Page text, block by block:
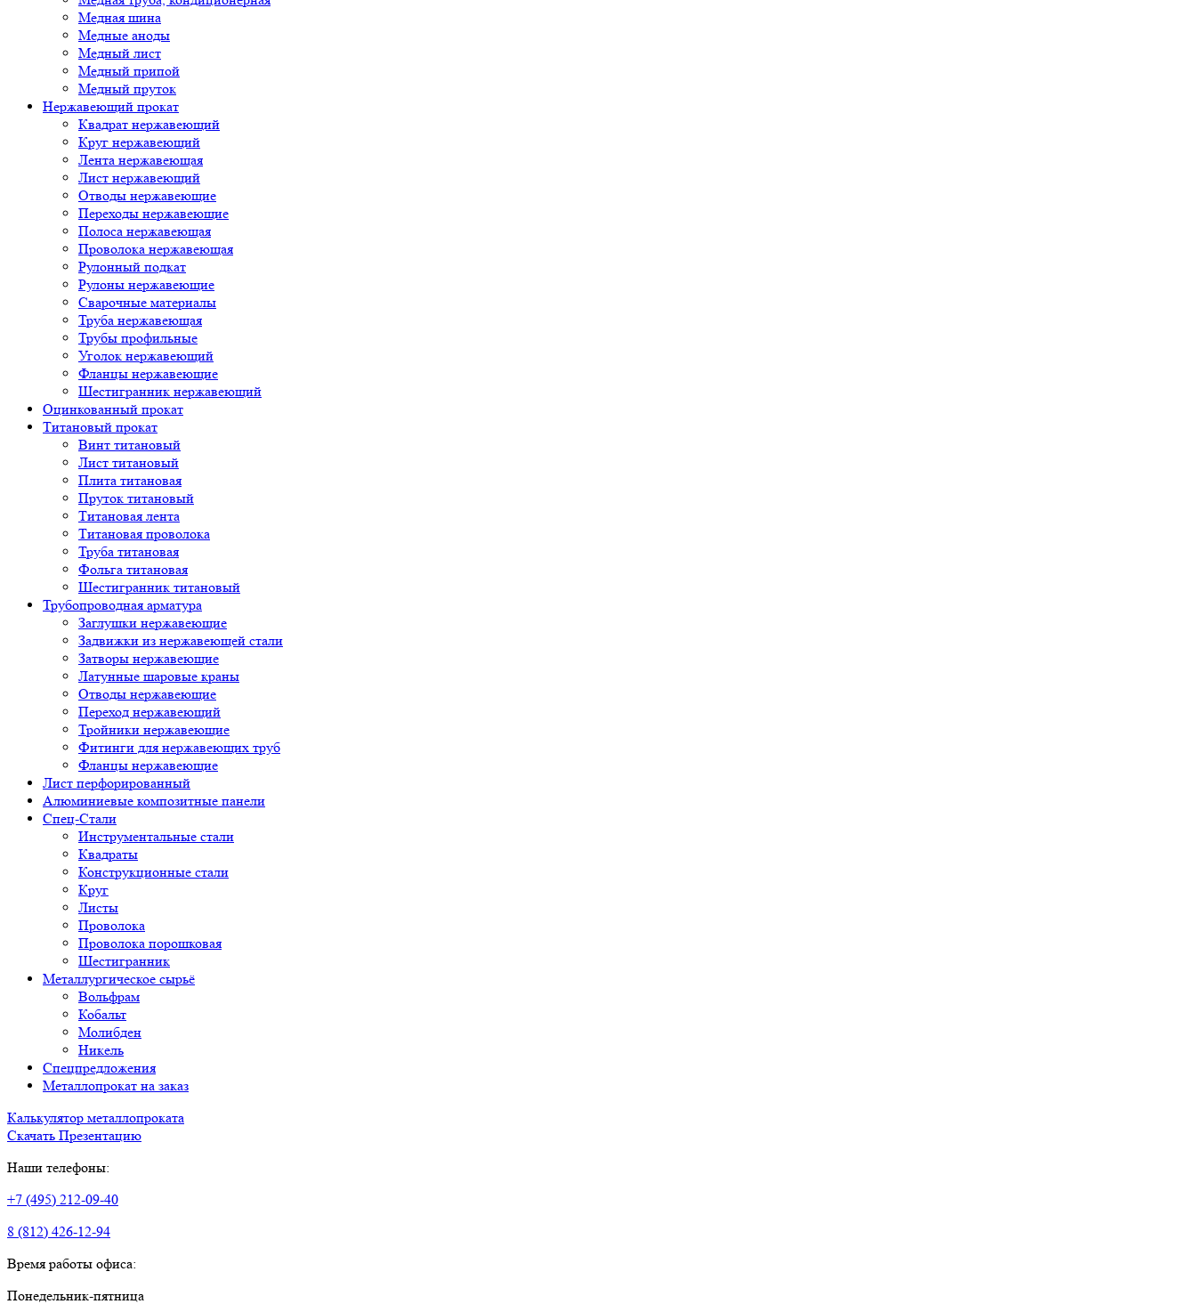
Медная шина
Медные аноды
Медный лист
Медный припой
Медный пруток
Нержавеющий прокат
Квадрат нержавеющий
Круг нержавеющий
Лента нержавеющая
Лист нержавеющий
Отводы нержавеющие
Переходы нержавеющие
Полоса нержавеющая
Проволока нержавеющая
Рулонный подкат
Рулоны нержавеющие
Сварочные материалы
Труба нержавеющая
Трубы профильные
Уголок нержавеющий
Фланцы нержавеющие
Шестигранник нержавеющий
Оцинкованный прокат
Титановый прокат
Винт титановый
Лист титановый
Плита титановая
Пруток титановый
Титановая лента
Титановая проволока
Труба титановая
Фольга титановая
Шестигранник титановый
Трубопроводная арматура
Заглушки нержавеющие
Задвижки из нержавеющей стали
Затворы нержавеющие
Латунные шаровые краны
Отводы нержавеющие
Переход нержавеющий
Тройники нержавеющие
Фитинги для нержавеющих труб
Фланцы нержавеющие
Лист перфорированный
Алюминиевые композитные панели
Спец-Стали
Инструментальные стали
Квадраты
Конструкционные стали
Круг
Листы
Проволока
Проволока порошковая
Шестигранник
Металлургическое сырьё
Вольфрам
Кобальт
Молибден
Никель
Спецпредложения
Металлопрокат на заказ
Калькулятор металлопроката
Скачать Презентацию
Наши телефоны:
+7 (495) 212-09-40
8 (812) 426-12-94
Время работы офиса:
Понедельник-пятница